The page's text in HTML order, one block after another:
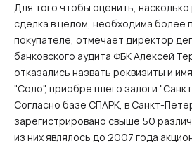
Для того чтобы оценить,
сделка в целом, необходима более
покупателе, отмечает директор
банковского аудита ФБК Алексей
отказались назвать реквизиты и
"Соло", приобретшего залоги
Согласно базе СПАРК, в Санкт-
зарегистрировано свыше 50
из них являлось до 2007 года